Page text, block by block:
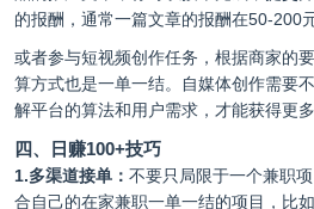
的报酬，通常一篇文章的报酬在50-200
或者参与短视频创作任务，根据商家的
算方式也是一单一结。自媒体创作需要
解平台的算法和用户需求，才能获得更
四、日赚100+技巧
1.多渠道接单： 不要只局限于一个兼职
合自己的在家兼职一单一结的项目，比